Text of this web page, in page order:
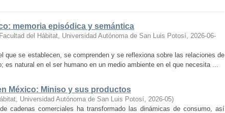
memoria episódica y semántica
Facultad del Hábitat, Universidad Autónoma de San Luis Potosí, 2026-06-
que se establecen, se comprenden y se reflexiona sobre las relaciones de
es natural en el ser humano en un medio ambiente en el que necesita ...
México: Miniso y sus productos
Universidad Autónoma de San Luis Potosí, 2026-05)
cadenas comerciales ha transformado las dinámicas de consumo, así